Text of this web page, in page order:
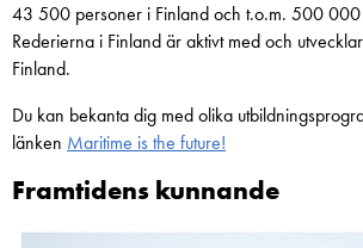
43 500 personer i Finland och t.o.m. 500
Rederierna i Finland är aktivt med och
Finland.
Du kan bekanta dig med olika
länken Maritime is the future!
Framtidens kunnande